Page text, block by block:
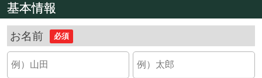
基本情報
お名前 必須